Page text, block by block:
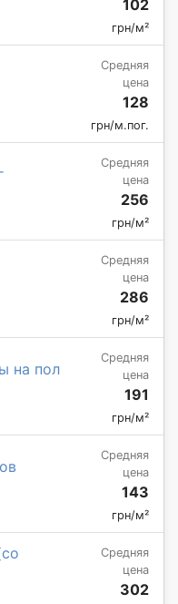
102
грн/м²
Средняя
цена
128
грн/м.пог.
Средняя
цена
256
грн/м²
Средняя
цена
286
грн/м²
на пол
Средняя
цена
191
грн/м²
Средняя
цена
143
грн/м²
Средняя
цена
302